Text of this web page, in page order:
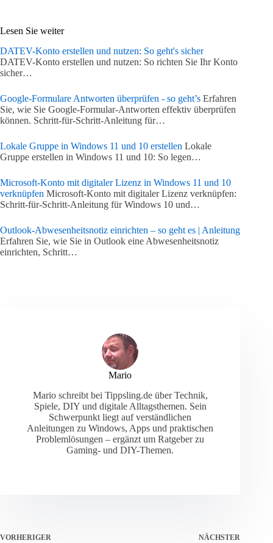
Lesen Sie weiter
DATEV-Konto erstellen und nutzen: So geht's sicher
DATEV-Konto erstellen und nutzen: So richten Sie Ihr Konto
sicher…
Google-Formulare Antworten überprüfen - so geht’s Erfahren
Sie, wie Sie Google-Formular-Antworten effektiv überprüfen
können. Schritt-für-Schritt-Anleitung für…
Lokale Gruppe in Windows 11 und 10 erstellen Lokale
Gruppe erstellen in Windows 11 und 10: So legen…
Microsoft-Konto mit digitaler Lizenz in Windows 11 und 10
verknüpfen Microsoft-Konto mit digitaler Lizenz verknüpfen:
Schritt-für-Schritt-Anleitung für Windows 10 und…
Outlook-Abwesenheitsnotiz einrichten – so geht es | Anleitung
Erfahren Sie, wie Sie in Outlook eine Abwesenheitsnotiz
einrichten, Schritt…
Mario
Mario schreibt bei Tippsling.de über Technik,
Spiele, DIY und digitale Alltagsthemen. Sein
Schwerpunkt liegt auf verständlichen
Anleitungen zu Windows, Apps und praktischen
Problemlösungen – ergänzt um Ratgeber zu
Gaming- und DIY-Themen.
VORHERIGER NÄCHSTER